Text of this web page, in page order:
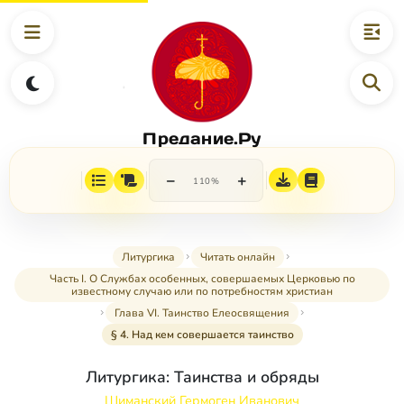
Предание.Ру
− 110% +
Литургика
Читать онлайн
Часть I. О Службах особенных, совершаемых Церковью по
известному случаю или по потребностям христиан
Глава VI. Таинство Елеосвящения
§ 4. Над кем совершается таинство
Литургика: Таинства и обряды